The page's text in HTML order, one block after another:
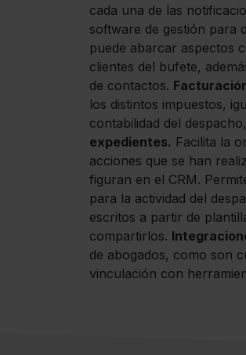
cada una de las
software de gestión para
puede abarcar aspectos
clientes del bufete,
de contactos.
los distintos impuestos,
contabilidad del
expedientes. Facilita la
acciones que se han
figuran en el CRM.
para la actividad del
escritos a partir de
compartirlos.
de abogados, como son
vinculación con